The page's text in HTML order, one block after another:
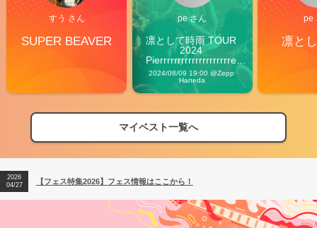
すう さん
SUPER BEAVER
pe さん
凛として時雨 TOUR
2024
Pierrrrrrrrrrrrrrrrrrrre
Vibes
2024/08/09 19:00 @Zepp
Haneda
pe
凛と
マイベスト一覧へ
【フェス特集2026】フェス情報はここから！
【ライブ動員ランキング】2026年上半期編発表！
2026
04/27
【フェス特集2026】フェス情報はここから！
2026
【ライブ動員ランキング】2026年上半期編発表！